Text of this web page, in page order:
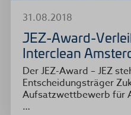
31.08.2018
JEZ-Award-
Interclean
Der JEZ-Award – JEZ
Entscheidungsträger
Aufsatzwettbewerb für
…